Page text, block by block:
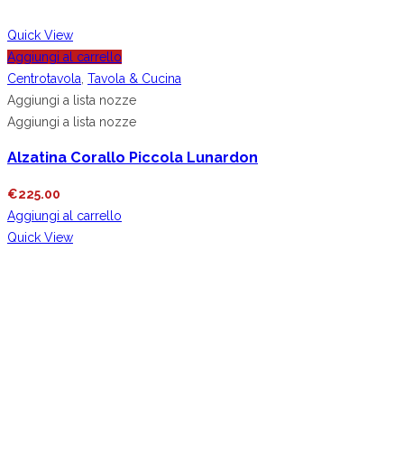
Quick View
Aggiungi al carrello
Centrotavola Tavola & Cucina
Aggiungi a lista nozze
Aggiungi a lista nozze
Alzatina Corallo Piccola Lunardon
€225.00
Aggiungi al carrello
Quick View